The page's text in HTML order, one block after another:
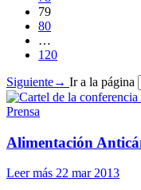
79
80
…
120
Siguiente→ Ir a la página
Prensa
Alimentación
Leer más 22 mar 2013